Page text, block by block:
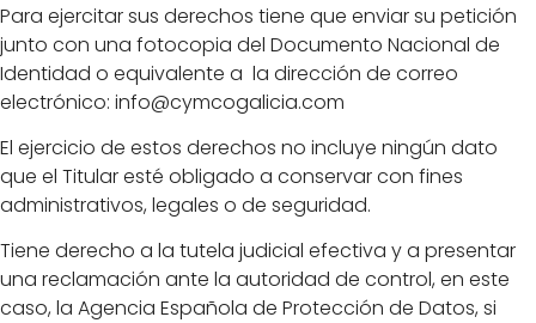
Para ejercitar sus derechos tiene que enviar su petición
junto con una fotocopia del Documento Nacional de
Identidad o equivalente a la dirección de correo
electrónico: info@cymcogalicia.com
El ejercicio de estos derechos no incluye ningún dato
que el Titular esté obligado a conservar con fines
administrativos, legales o de seguridad.
Tiene derecho a la tutela judicial efectiva y a presentar
una reclamación ante la autoridad de control, en este
caso, la Agencia Española de Protección de Datos, si